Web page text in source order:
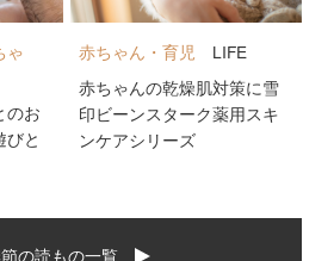
ゃ
のお
びと
赤ちゃん・育児
LIFE
赤ちゃんの乾燥肌対策に雪
印ビーンスターク薬用スキ
ンケアシリーズ
の読もの一覧